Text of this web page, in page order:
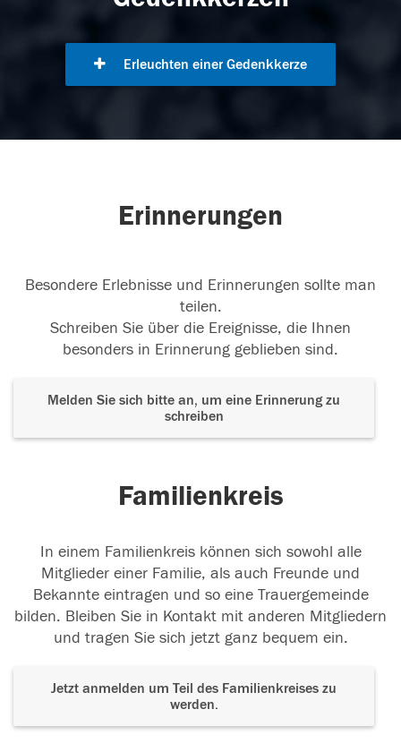
Erleuchten einer Gedenkkerze
Erinnerungen
Besondere Erlebnisse und Erinnerungen sollte man
teilen.
Schreiben Sie über die Ereignisse, die Ihnen
besonders in Erinnerung geblieben sind.
Melden Sie sich bitte an, um eine Erinnerung zu
schreiben
Familienkreis
In einem Familienkreis können sich sowohl alle
Mitglieder einer Familie, als auch Freunde und
Bekannte eintragen und so eine Trauergemeinde
bilden. Bleiben Sie in Kontakt mit anderen Mitgliedern
und tragen Sie sich jetzt ganz bequem ein.
Jetzt anmelden um Teil des Familienkreises zu
werden.